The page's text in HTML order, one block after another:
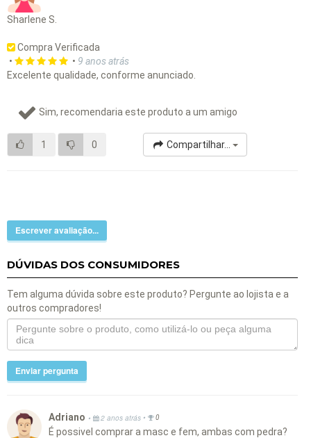
Sharlene S.
Compra Verificada
•
• 9 anos atrás
Excelente qualidade, conforme anunciado.
Sim, recomendaria este produto a um amigo
1 0 Compartilhar...
Escrever avaliação...
DÚVIDAS DOS CONSUMIDORES
Tem alguma dúvida sobre este produto? Pergunte ao lojista e a
outros compradores!
Enviar pergunta
Adriano • 2 anos atrás • 0
É possivel comprar a masc e fem, ambas com pedra?